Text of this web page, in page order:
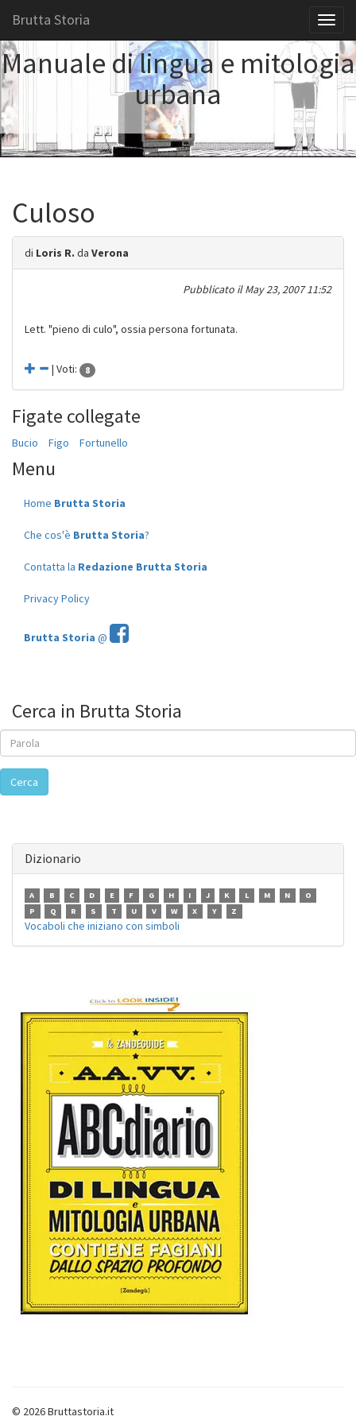
Brutta Storia
Manuale di lingua e mitologia
urbana
Culoso
di Loris R. da Verona
Pubblicato ilMay 23, 2007 11:52
Lett. "pieno di culo", ossia persona fortunata.
| Voti: 8
Figate collegate
Bucio Figo Fortunello
Menu
Home Brutta Storia
Che cos'è Brutta Storia?
Contatta la Redazione Brutta Storia
Privacy Policy
Brutta Storia @
Cerca in Brutta Storia
Cerca
Dizionario
A B C D E F G H I J K L M N
O
P
Q R S T U V W X Y Z
Vocaboli che iniziano con simboli
© 2026 Bruttastoria.it